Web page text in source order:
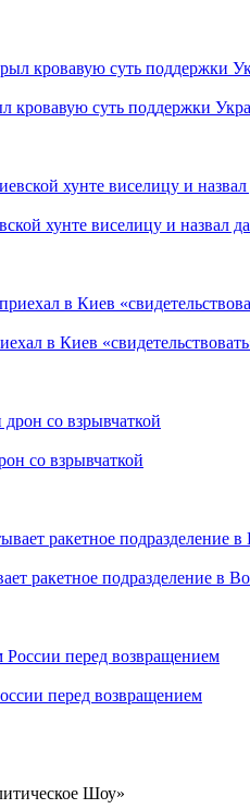
кровавую суть поддержки
хунте виселицу и назвал
в Киев
со взрывчаткой
подразделение в
перед возвращением
Шоу»